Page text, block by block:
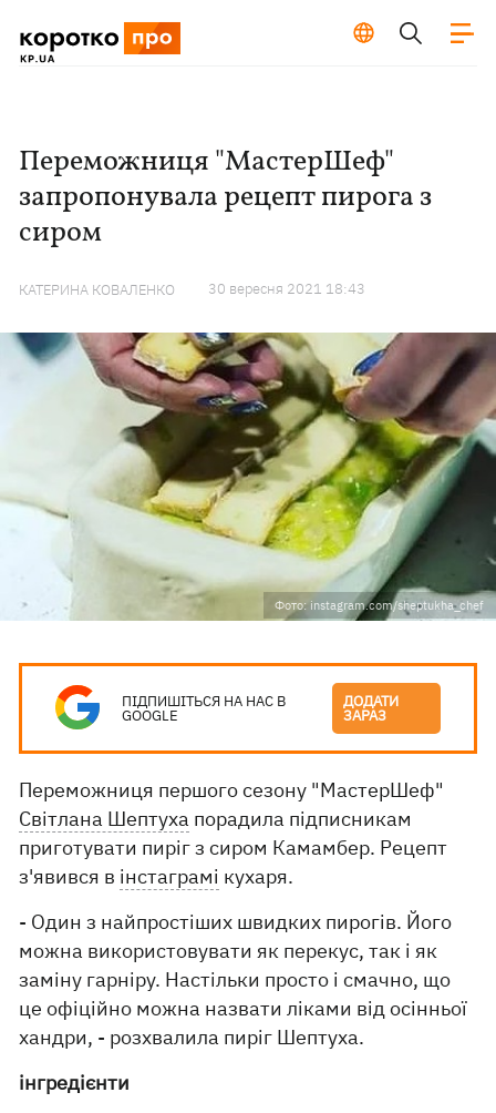
Переможниця "МастерШеф"
запропонувала рецепт пирога з
сиром
КАТЕРИНА КОВАЛЕНКО 30 вересня 2021 18:43
Фото: instagram.com/sheptukha_chef
ПІДПИШІТЬСЯ НА НАС В
GOOGLE
ДОДАТИ
ЗАРАЗ
Переможниця першого сезону "МастерШеф"
Світлана Шептуха порадила підписникам
приготувати пиріг з сиром Камамбер. Рецепт
з'явився в інстаграмі кухаря.
- Один з найпростіших швидких пирогів. Його
можна використовувати як перекус, так і як
заміну гарніру. Настільки просто і смачно, що
це офіційно можна назвати ліками від осінньої
хандри, - розхвалила пиріг Шептуха.
інгредієнти